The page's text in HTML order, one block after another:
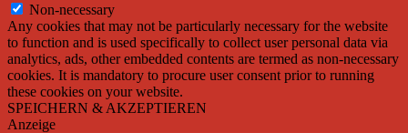
Non-necessary
Any cookies that may not be particularly necessary for the website
to function and is used specifically to collect user personal data via
analytics, ads, other embedded contents are termed as non-necessary
cookies. It is mandatory to procure user consent prior to running
these cookies on your website.
SPEICHERN & AKZEPTIEREN
Anzeige